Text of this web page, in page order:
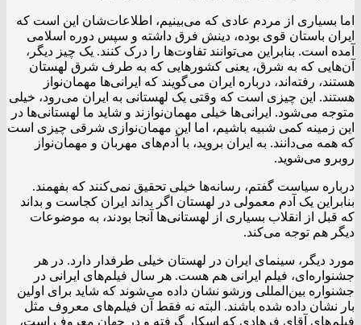
اما بسیاری از مردم عادی که می‌بینیم، اطلاعات‌شان این است که
ایران باستان قوی بوده، دینش فرق داشته و سپس دوره اسلامی
آمده است. بنابراین می‌توانند تفاوت‌ها را درک کنند. یک چیز دیگر،
آن‌هایی که به شرق، یعنی کشورهایی که به طرف شرق لهستان
هستند، رفته‌اند، درباره ایران می‌گویند که ایرانی‌ها مهمان‌نواز
هستند. این چیزی است که وقتی یک لهستانی به ایران می‌رود، خیلی
متوجه می‌شود. ایرانی‌ها خیلی مهمان‌نوازند و شاید ما لهستانی‌ها در
این زمینه کمی شبیه باشیم، اما این مهمان‌نوازی شرقی چیزی است
که همه می‌دانند. به ایران بروید، با آدم‌های مهربان و مهمان‌نواز
روبرو می‌شوید.
درباره سیاست گفتم، رسانه‌ها خیلی تحقیق نمی‌کنند که بفهمند.
بنابراین یک آدم معمولی در لهستان اگر بداند ایران کجاست و بداند
که قبل از انقلاب بسیاری از لهستانی‌ها آنجا بودند، به موضوعات
دیگر هم توجه می‌کند.
مورد دیگر، سینمای ایران در لهستان خیلی طرفدار دارد. در هر
جشنواره‌ای، فیلم ایرانی هم هست. هر سال فیلم‌های ایرانی در
جشنواره بین‌المللی ورشو نشان داده می‌شوند که شاید برای اولین
بار نشان داده شده باشند. البته نه فقط آن فیلم‌های معروف مثل
فیلم‌های آقای فرهادی که اسکار گرفته و در جهان معروف است،